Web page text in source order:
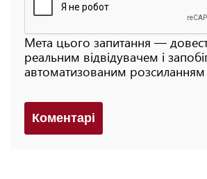
Мета цього запитання —
реальним відвідувачем і
автоматизованим розсиланням
Коментарi